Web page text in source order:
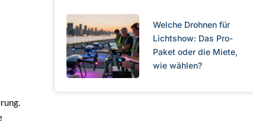
Welche Drohnen für
Lichtshow: Das Pro-
Paket oder die Miete,
wie wählen?